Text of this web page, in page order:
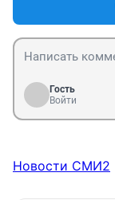
Гость
Войти
Новости СМИ2